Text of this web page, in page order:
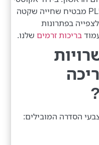
ותרמי מובנה בבריכה אקרילית PL540 מבטיח שחייה שקטה
בפתרונות
בריכות זרמיםשלנו.